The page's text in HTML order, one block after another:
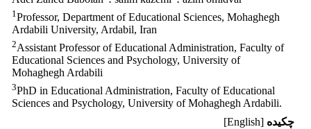
1 Professor, Department of Educational Sciences, Mohaghegh
Ardabili University, Ardabil, Iran
2Assistant Professor of Educational Administration, Faculty of
Educational Sciences and Psychology, University of
Mohaghegh Ardabili
3PhD in Educational Administration, Faculty of Educational
Sciences and Psychology, University of Mohaghegh Ardabili.
چکیده [English]